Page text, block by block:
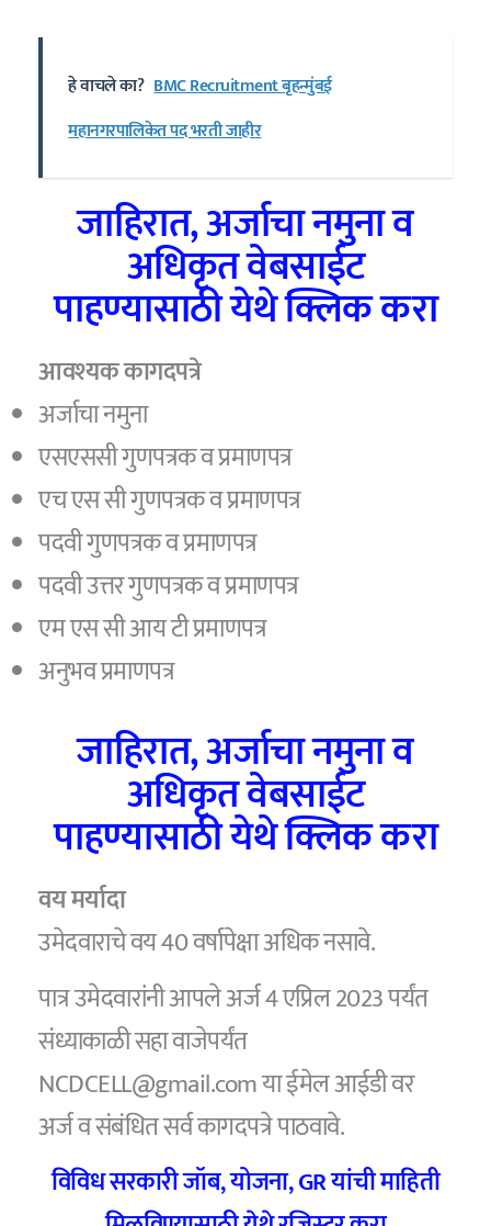
हे वाचले का? BMC Recruitment बृहन्मुंबई
महानगरपालिकेत पद भरती जाहीर
जाहिरात, अर्जाचा नमुना व
अधिकृत वेबसाईट
पाहण्यासाठी येथे क्लिक करा
आवश्यक कागदपत्रे
अर्जाचा नमुना
एसएससी गुणपत्रक व प्रमाणपत्र
एच एस सी गुणपत्रक व प्रमाणपत्र
पदवी गुणपत्रक व प्रमाणपत्र
पदवी उत्तर गुणपत्रक व प्रमाणपत्र
एम एस सी आय टी प्रमाणपत्र
अनुभव प्रमाणपत्र
जाहिरात, अर्जाचा नमुना व
अधिकृत वेबसाईट
पाहण्यासाठी येथे क्लिक करा
वय मर्यादा
उमेदवाराचे वय 40 वर्षापेक्षा अधिक नसावे.
पात्र उमेदवारांनी आपले अर्ज 4 एप्रिल 2023 पर्यंत
संध्याकाळी सहा वाजेपर्यंत
NCDCELL@gmail.com या ईमेल आईडी वर
अर्ज व संबंधित सर्व कागदपत्रे पाठवावे.
विविध सरकारी जॉब,योजना, GRयांची माहिती